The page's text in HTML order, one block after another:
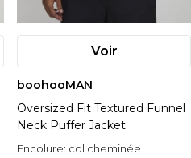
Voir
boohooMAN
Oversized Fit Textured Funnel
Neck Puffer Jacket
Encolure: col cheminée